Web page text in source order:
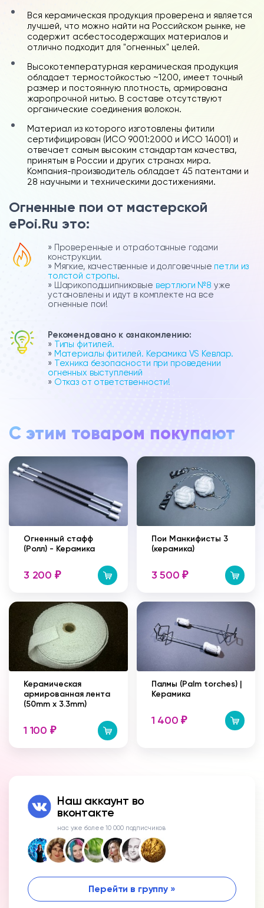
Вся керамическая продукция проверена и является
лучшей, что можно найти на Российском рынке, не
содержит асбестосодержащих материалов и
отлично подходит для "огненных" целей.
Высокотемпературная керамическая продукция
обладает термостойкостью ~1200, имеет точный
размер и постоянную плотность, армирована
жаропрочной нитью. В составе отсутствуют
органические соединения волокон.
Материал из которого изготовлены фитили
сертифицирован (ИСО 9001:2000 и ИСО 14001) и
отвечает самым высоким стандартам качества,
принятым в России и других странах мира.
Компания-производитель обладает 45 патентами и
28 научными и техническими достижениями.
Огненные пои от мастерской
ePoi.Ru это:
» Проверенные и отработанные годами
конструкции.
» Мягкие, качественные и долговечные петли из
толстой стропы.
» Шарикоподшипниковые вертлюги №8 уже
установлены и идут в комплекте на все
огненные пои!
Рекомендовано к ознакомлению:
» Типы фитилей.
» Материалы фитилей. Керамика VS Кевлар.
» Техника безопасности при проведении
огненных выступлений
» Отказ от ответственности!
С этим товаром покупают
Огненный стафф
(Ролл) - Керамика
3 200 ₽
Пои Манкифисты 3
(керамика)
3 500₽
Керамическая
армированная лента
(50mm x 3.3mm)
1 100 ₽
Палмы (Palm torches) |
Керамика
1 400₽
Наш аккаунт во
вконтакте
нас уже более 10 000 подписчиков
Перейти в группу »